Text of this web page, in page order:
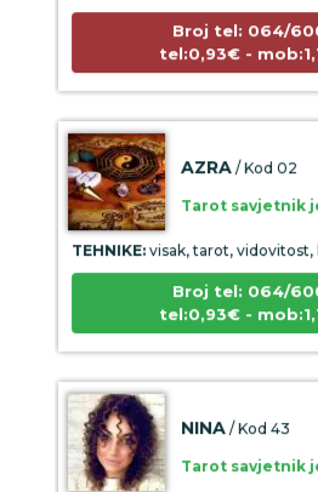
Broj tel: 064/
tel:0,93€ -
AZRA / Kod 02
Tarot savjetnik
TEHNIKE: visak, tarot, vidovitost,
Broj tel: 064/
tel:0,93€ -
NINA / Kod 43
Tarot savjetnik